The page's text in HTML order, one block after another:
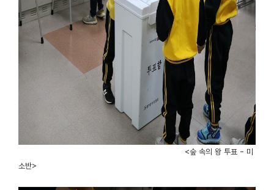
<숲 속의 왕 투표 - 미
소반>